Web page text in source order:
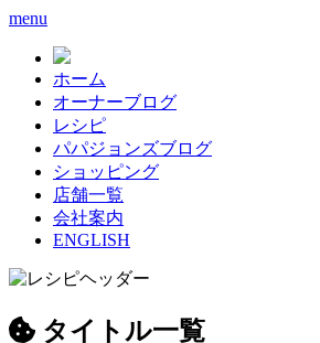
menu
ホーム
オーナーブログ
レシピ
パパジョンズブログ
ショッピング
店舗一覧
会社案内
ENGLISH
タイトル一覧